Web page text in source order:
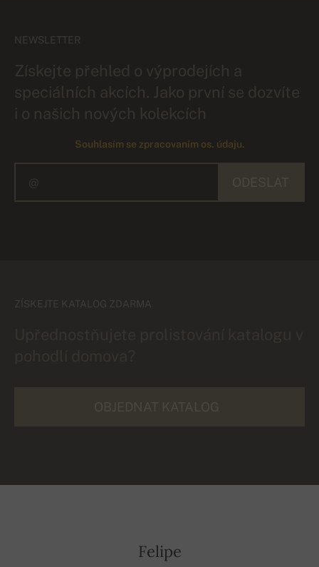
NEWSLETTER
Získejte přehled o výprodejích a
speciálních akcích. Jako první se dozvíte
i o našich nových kolekcích
Souhlasím se zpracovaním os. údaju.
ZÍSKEJTE KATALOG ZDARMA
Felipe